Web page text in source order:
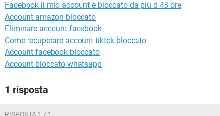
Facebook il mio account è bloccato da più d 48 ore
Account amazon bloccato
Eliminare account facebook
Come recuperare account tiktok bloccato
Account facebook bloccato
Account bloccato whatsapp
1 risposta
RISPOSTA 1 / 1